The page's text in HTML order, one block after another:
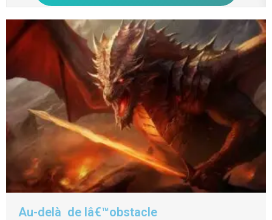
Au-delà de lâ€™obstacle